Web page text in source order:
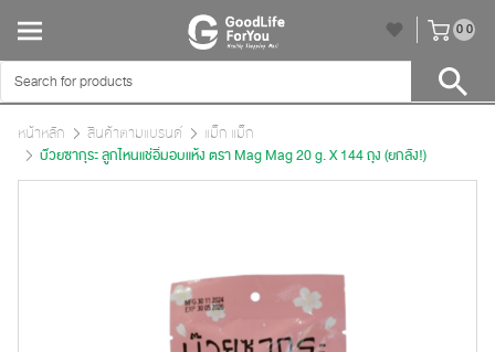
00
หน้าหลัก สินค้าตามแบรนด์
แม็ก แม็ก
บ๊วยซากุระ ลูกไหนแช่อิ่มอบแห้ง ตรา Mag Mag 20 g. X 144 ถุง (ยกลัง!)